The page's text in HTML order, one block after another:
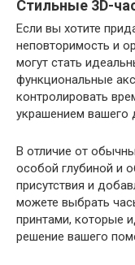
Стильные 3D-
Если вы хотите
неповторимость и
могут стать
функциональные
контролировать
украшением вашего
В отличие от
особой глубиной и
присутствия и
можете выбрать
принтами, которые
решение вашего